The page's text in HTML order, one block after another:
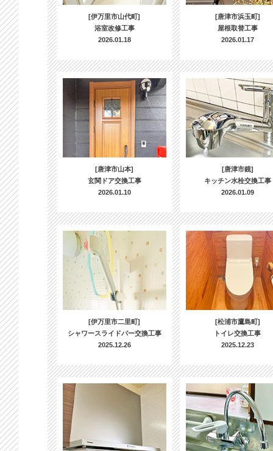
[伊万里市山代町]
浴室改修工事
2026.01.18
[唐津市浜玉町]
屋根取替工事
2026.01.17
[唐津市山本]
玄関ドア交換工事
2026.01.10
[唐津市鏡]
キッチン水栓交換工事
2026.01.09
[伊万里市二里町]
シャワースライドバー交換工事
2025.12.26
[松浦市鷹島町]
トイレ交換工事
2025.12.23